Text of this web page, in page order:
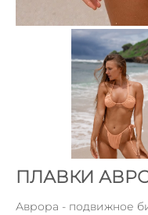
ПЛАВКИ
Аврора - подвижное